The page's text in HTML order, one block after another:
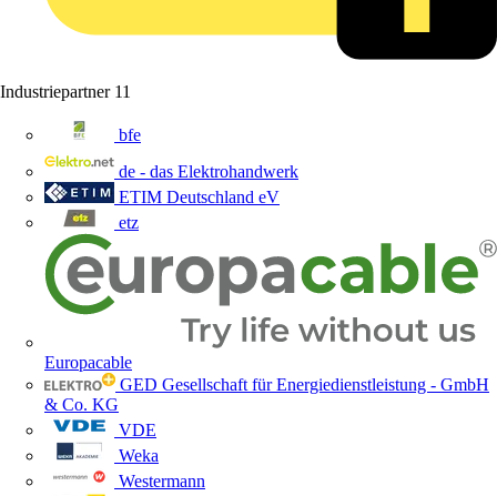
Industriepartner 11
bfe
de - das Elektrohandwerk
ETIM Deutschland eV
etz
Europacable
GED Gesellschaft für Energiedienstleistung - GmbH
& Co. KG
VDE
Weka
Westermann